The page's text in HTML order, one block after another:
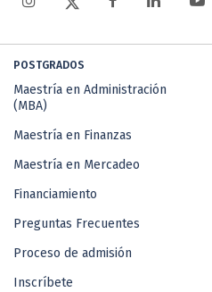
POSTGRADOS
Maestría en Administración
(MBA)
Maestría en Finanzas
Maestría en Mercadeo
Financiamiento
Preguntas Frecuentes
Proceso de admisión
Inscríbete